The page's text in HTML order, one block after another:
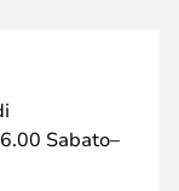
Sabato–